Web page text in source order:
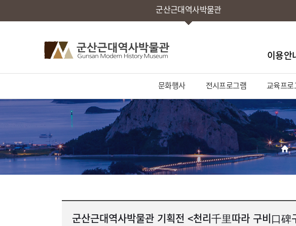
군산근대역사박물관
이용안
문화행사 전시프로그램 교육프로
군산근대역사박물관 기획전 <천리千里따라 구비口碑